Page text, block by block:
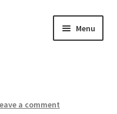
Menu
a comment